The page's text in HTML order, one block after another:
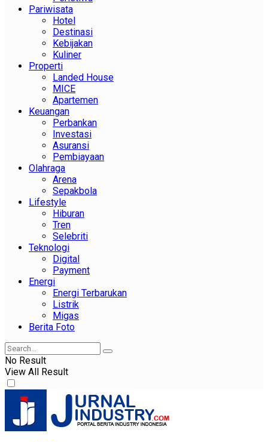
Pariwisata
Hotel
Destinasi
Kebijakan
Kuliner
Properti
Landed House
MICE
Apartemen
Keuangan
Perbankan
Investasi
Asuransi
Pembiayaan
Olahraga
Arena
Sepakbola
Lifestyle
Hiburan
Tren
Selebriti
Teknologi
Digital
Payment
Energi
Energi Terbarukan
Listrik
Migas
Berita Foto
No Result
View All Result